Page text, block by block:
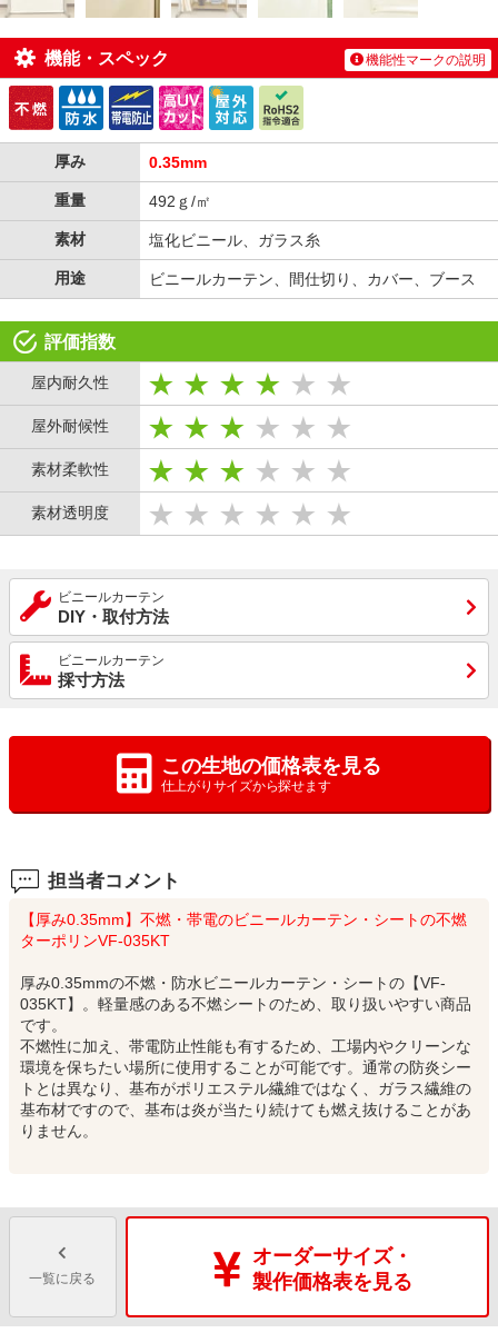
機能・スペック 機能性マークの説明
厚み 0.35mm
重量 492ｇ/㎡
素材 塩化ビニール、ガラス糸
用途 ビニールカーテン、間仕切り、カバー、ブース
評価指数
屋内耐久性
屋外耐候性
素材柔軟性
素材透明度
ビニールカーテン
DIY・取付方法
ビニールカーテン
採寸方法
この生地の価格表を見る
仕上がりサイズから探せます
担当者コメント
【厚み0.35mm】不燃・帯電のビニールカーテン・シートの不燃
ターポリンVF-035KT
厚み0.35mmの不燃・防水ビニールカーテン・シートの【VF-
035KT】。軽量感のある不燃シートのため、取り扱いやすい商品
です。
不燃性に加え、帯電防止性能も有するため、工場内やクリーンな
環境を保ちたい場所に使用することが可能です。通常の防炎シー
トとは異なり、基布がポリエステル繊維ではなく、ガラス繊維の
基布材ですので、基布は炎が当たり続けても燃え抜けることがあ
りません。
一覧に戻る
オーダーサイズ・
製作価格表を見る